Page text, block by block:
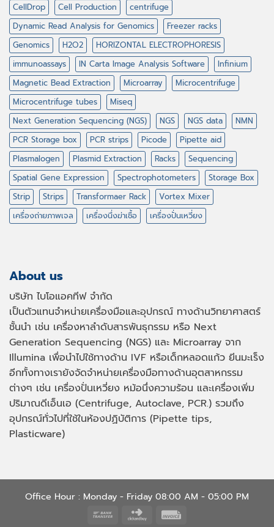
CellDrop
Cell Production
centrifuge
Dynamic Read Analysis for Genomics
Freezer racks
Genomics
H2O2
HORIZONTAL ELECTROPHORESIS
immunoassays
IN Carta Image Analysis Software
Infinium
Magnetic Bead Extraction
Microarray
Microcentrifuge
Microcentrifuge tubes
Miseq
Next Generation Sequencing (NGS)
NGS NGS data
NMN
PCR Storage box
PCR strips Picode
Pipette aid
Plasmalogen
Plasmid Extraction Racks
Sequencing
Spatial Gene Expression
Spectrophotometers
Storage Box
Strip
Strips Transformaer Rack
Vortex Mixer
เครื่องถ่ายภาพเจล
เครื่องนึ่งฆ่าเชื้อ เครื่องปั่นเหวี่ยง
About us
บริษัท ไบโอแอคทีฟ จำกัด
เป็นตัวแทนจำหน่ายเครื่องมือและอุปกรณ์ ทางด้านวิทยาศาสตร์
ชั้นนำ เช่น เครื่องหาลำดับสารพันธุกรรม หรือ Next
Generation Sequencing (NGS) และ Microarray จาก
Illumina เพื่อนำไปใช้ทางด้าน IVF หรือเด็กหลอดแก้ว ยีนมะเร็ง
อีกทั้งทางเรายังจัดจำหน่ายเครื่องมือทางด้านอุตสาหกรรม
ต่างๆ เช่น เครื่องปั่นเหวี่ยง หม้อนึ่งความร้อน และเครื่องเพิ่ม
ปริมาณดีเอ็นเอ (Centrifuge, Autoclave, PCR.) รวมถึง
อุปกรณ์ทั่วไปที่ใช้ในห้องปฏิบัติการ (Pipette tips,
Plasticware)
Office Hour : Monday - Friday 08:00 AM - 05:00 PM
Bank
Click